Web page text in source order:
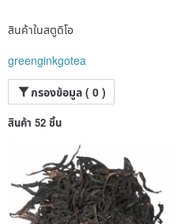
สินค้าในสตูดิโอ
greenginkgotea
กรองข้อมูล ( 0 )
สินค้า 52 ชิ้น